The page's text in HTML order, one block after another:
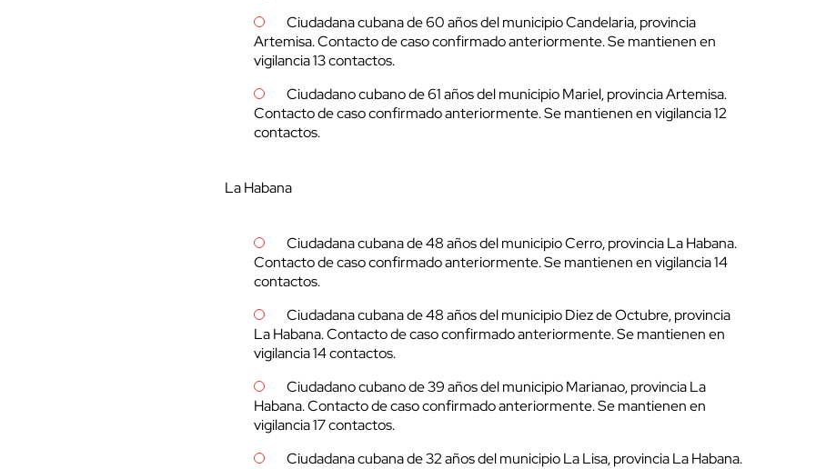
Ciudadana cubana de 60 años del municipio Candelaria, provincia
Artemisa. Contacto de caso confirmado anteriormente. Se mantienen en
vigilancia 13 contactos.
Ciudadano cubano de 61 años del municipio Mariel, provincia Artemisa.
Contacto de caso confirmado anteriormente. Se mantienen en vigilancia 12
contactos.
La Habana
Ciudadana cubana de 48 años del municipio Cerro, provincia La Habana.
Contacto de caso confirmado anteriormente. Se mantienen en vigilancia 14
contactos.
Ciudadana cubana de 48 años del municipio Diez de Octubre, provincia
La Habana. Contacto de caso confirmado anteriormente. Se mantienen en
vigilancia 14 contactos.
Ciudadano cubano de 39 años del municipio Marianao, provincia La
Habana. Contacto de caso confirmado anteriormente. Se mantienen en
vigilancia 17 contactos.
Ciudadana cubana de 32 años del municipio La Lisa, provincia La Habana.